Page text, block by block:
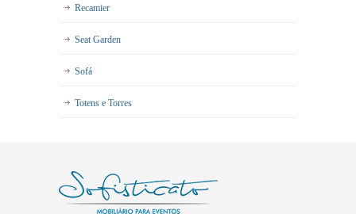
Recamier
Seat Garden
Sofá
Totens e Torres